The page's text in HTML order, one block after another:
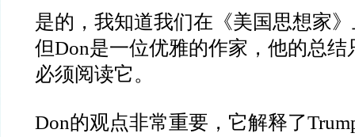
是的，我知道我们在《美国思想家
但Don是一位优雅的作家，他的总结
必须阅读它。
Don的观点非常重要，它解释了